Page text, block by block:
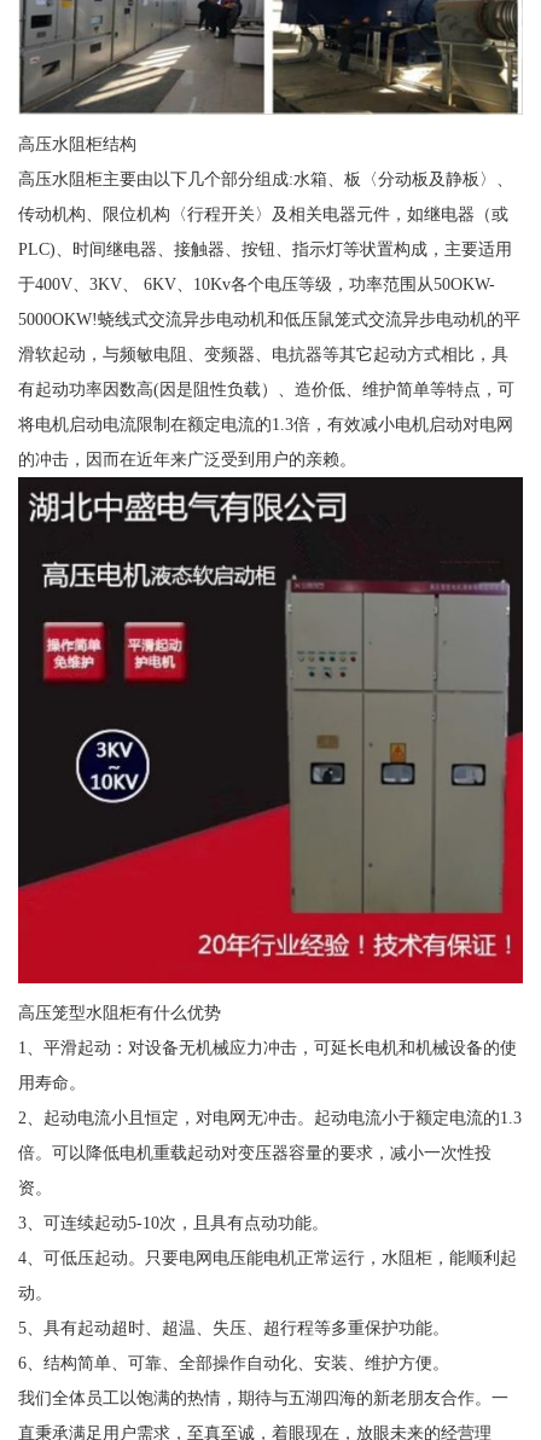
高压水阻柜结构
高压水阻柜主要由以下几个部分组成:水箱、板〈分动板及静板〉、
传动机构、限位机构〈行程开关〉及相关电器元件，如继电器（或
PLC)、时间继电器、接触器、按钮、指示灯等状置构成，主要适用
于400V、3KV、 6KV、10Kv各个电压等级，功率范围从50OKW-
5000OKW!蛲线式交流异步电动机和低压鼠笼式交流异步电动机的平
滑软起动，与频敏电阻、变频器、电抗器等其它起动方式相比，具
有起动功率因数高(因是阻性负载）、造价低、维护简单等特点，可
将电机启动电流限制在额定电流的1.3倍，有效减小电机启动对电网
的冲击，因而在近年来广泛受到用户的亲赖。
高压笼型水阻柜有什么优势
1、平滑起动：对设备无机械应力冲击，可延长电机和机械设备的使
用寿命。
2、起动电流小且恒定，对电网无冲击。起动电流小于额定电流的1.3
倍。可以降低电机重载起动对变压器容量的要求，减小一次性投
资。
3、可连续起动5-10次，且具有点动功能。
4、可低压起动。只要电网电压能电机正常运行，水阻柜，能顺利起
动。
5、具有起动超时、超温、失压、超行程等多重保护功能。
6、结构简单、可靠、全部操作自动化、安装、维护方便。
我们全体员工以饱满的热情，期待与五湖四海的新老朋友合作。一
直秉承满足用户需求，至真至诚，着眼现在，放眼未来的经营理